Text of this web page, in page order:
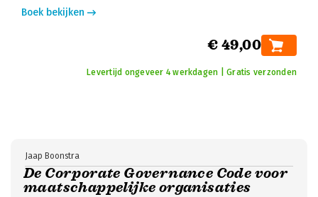
Boek bekijken
€ 49,00
Levertijd ongeveer 4 werkdagen | Gratis verzonden
De Corporate Governance Code voor
maatschappelijke organisaties
Jaap Boonstra